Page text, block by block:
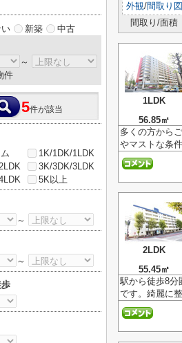
外観/間取り図
間取り/面積
1LDK
56.85㎡
多くの方から
やマストな条
2LDK
55.45㎡
駅から徒歩8分
です。綺麗に
新築
中古
～
件
5件が該当
1K/1DK/1LDK
3K/3DK/3LDK
5K以上
～
～